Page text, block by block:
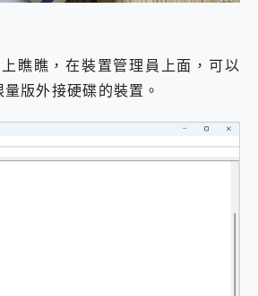
瞧瞧，在裝置管理員上面，可以
版外接硬碟的裝置。